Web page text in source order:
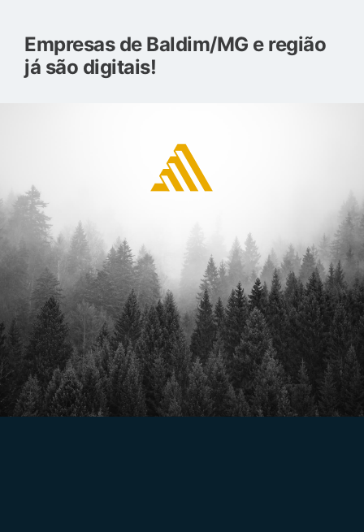
Empresas de Baldim/MG e região
já são digitais!